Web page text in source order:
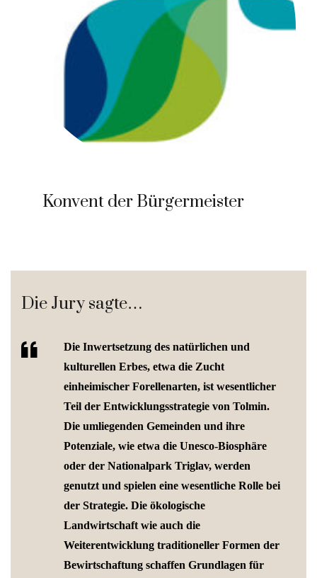
Konvent der Bürgermeister
Die Jury sagte…
Die Inwertsetzung des natürlichen und
kulturellen Erbes, etwa die Zucht
einheimischer Forellenarten, ist wesentlicher
Teil der Entwicklungsstrategie von Tolmin.
Die umliegenden Gemeinden und ihre
Potenziale, wie etwa die Unesco-Biosphäre
oder der Nationalpark Triglav, werden
genutzt und spielen eine wesentliche Rolle bei
der Strategie. Die ökologische
Landwirtschaft wie auch die
Weiterentwicklung traditioneller Formen der
Bewirtschaftung schaffen Grundlagen für